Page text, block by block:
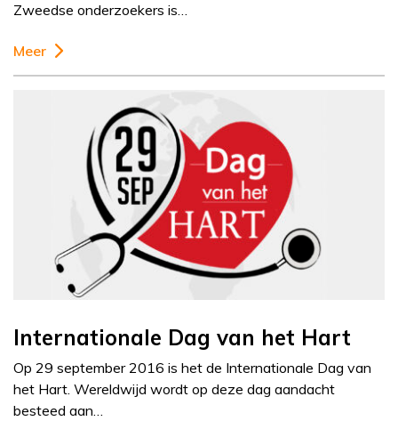
Zweedse onderzoekers is…
Meer
Internationale Dag van het Hart
Op 29 september 2016 is het de Internationale Dag van
het Hart. Wereldwijd wordt op deze dag aandacht
besteed aan…